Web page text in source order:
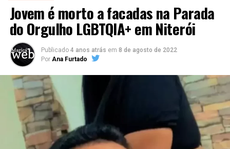
Jovem é morto a facadas na Parada
do Orgulho LGBTQIA+ em Niterói
Publicado 4 anos atrás em 8 de agosto de 2022
Por Ana Furtado